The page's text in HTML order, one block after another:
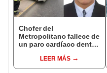
Chofer del
Metropolitano fallece de
un paro cardíaco dentro
Militar en Chorrillos
LEER MÁS